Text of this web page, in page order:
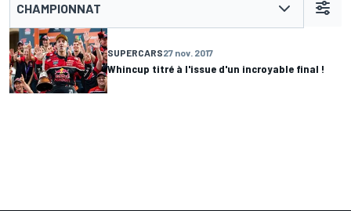
CHAMPIONNAT
SUPERCARS27 nov. 2017
Whincup titré à l'issue d'un incroyable final !